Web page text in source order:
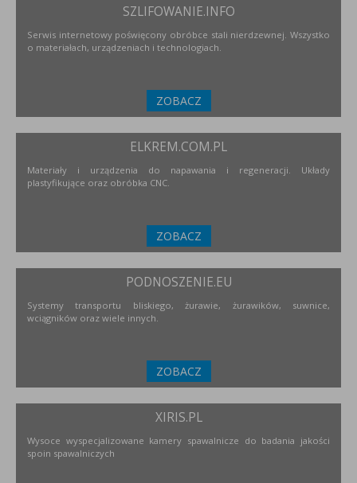
SZLIFOWANIE.INFO
Serwis internetowy poświęcony obróbce stali nierdzewnej. Wszystko
o materiałach, urządzeniach i technologiach.
ZOBACZ
ELKREM.COM.PL
Materiały i urządzenia do napawania i regeneracji. Układy
plastyfikujące oraz obróbka CNC.
ZOBACZ
PODNOSZENIE.EU
Systemy transportu bliskiego, żurawie, żurawików, suwnice,
wciągników oraz wiele innych.
ZOBACZ
XIRIS.PL
Wysoce wyspecjalizowane kamery spawalnicze do badania jakości
spoin spawalniczych